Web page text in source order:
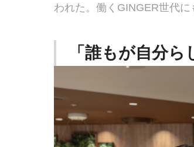
われた。働くGINGER世代
「誰もが自分